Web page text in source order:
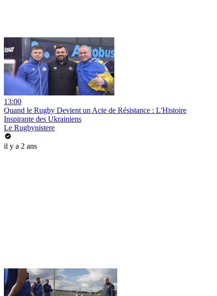
13:00
Quand le Rugby Devient un Acte de Résistance : L'Histoire
Inspirante des Ukrainiens
Le Rugbynistere
il y a 2 ans